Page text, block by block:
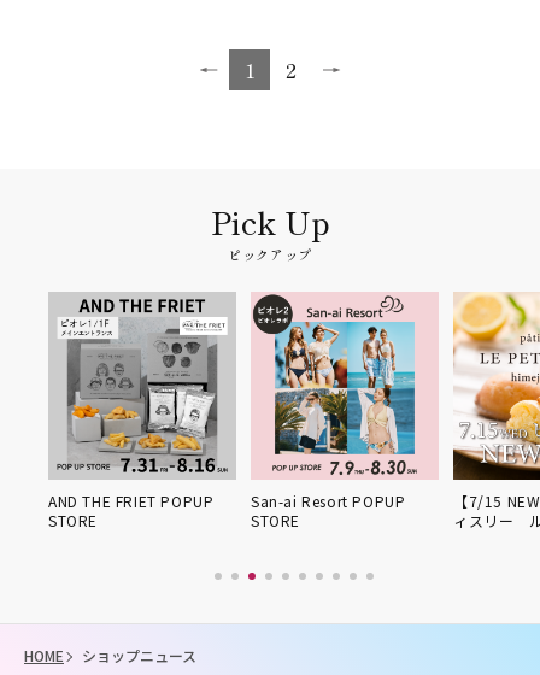
1 2
ピックアップ
AND THE FRIET POPUP
STORE
San-ai Resort POPUP
STORE
【7/15
ィスリー
HOME ショップニュース